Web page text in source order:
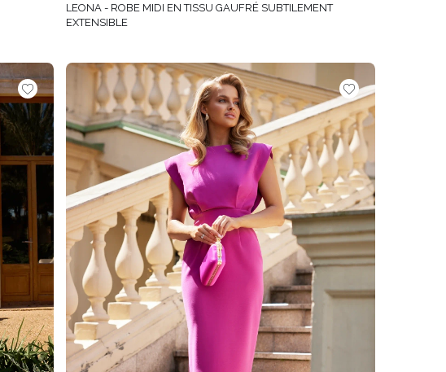
LEONA - ROBE MIDI EN TISSU GAUFRÉ SUBTILEMENT
EXTENSIBLE